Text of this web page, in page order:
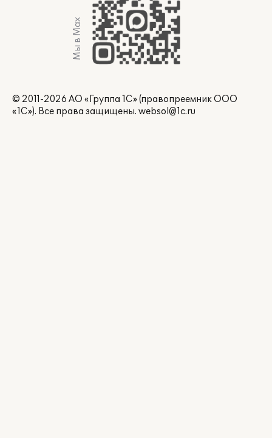
Мы в Max
© 2011-2026 АО «Группа 1С» (правопреемник ООО
«1С»). Все права защищены. websol@1c.ru